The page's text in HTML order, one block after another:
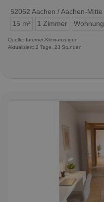
52062 Aachen / Aachen-Mitte
15 m²
1 Zimmer Wohnung
Quelle: Internet-Kleinanzeigen
Aktualisiert: 2 Tage, 23 Stunden